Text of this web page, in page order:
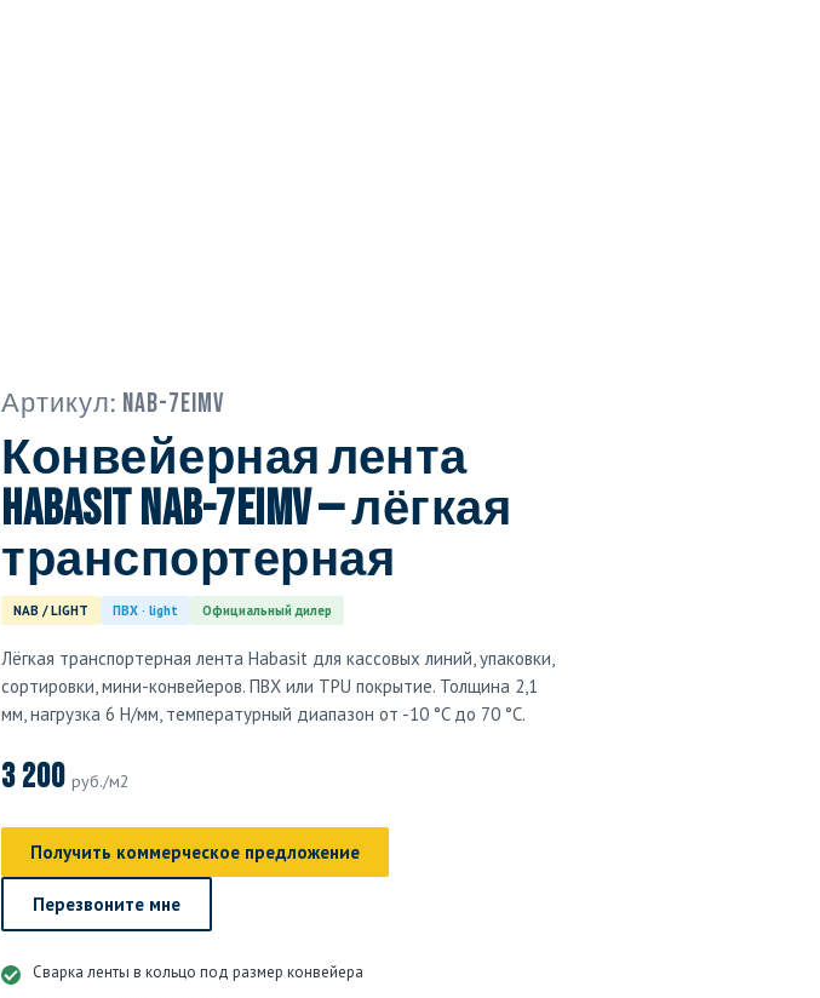
Артикул: NAB-7EIMV
Конвейерная лента
Habasit NAB-7EIMV — лёгкая
транспортерная
NAB / LIGHT ПВХ · light Официальный дилер
Лёгкая транспортерная лента Habasit для кассовых линий, упаковки,
сортировки, мини-конвейеров. ПВХ или TPU покрытие. Толщина 2,1
мм, нагрузка 6 Н/мм, температурный диапазон от -10 °C до 70 °C.
3 200 руб./м2
Получить коммерческое предложение
Перезвоните мне
Сварка ленты в кольцо под размер конвейера